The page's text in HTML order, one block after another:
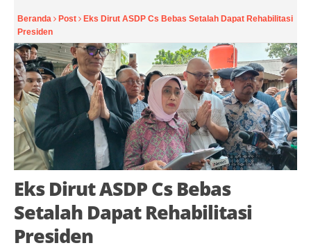
Beranda Post
Eks Dirut ASDP Cs Bebas Setalah Dapat Rehabilitasi
Presiden
Eks Dirut ASDP Cs Bebas
Setalah Dapat Rehabilitasi
Presiden